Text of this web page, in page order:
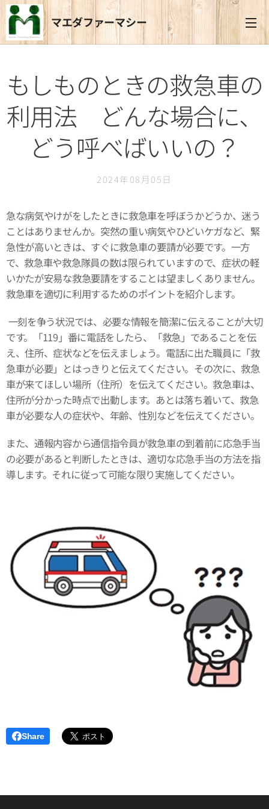
マエダファーマシー
もしものときの救急車の
利用法 どんな場合に、
どう呼べばいいの？
2024年08月05日
急な病気やけがをしたときに救急車を呼ぼうかどうか、迷う
ことはありませんか。突然の重い病気やひどいケガなど、緊
急性が高いときは、すぐに救急車の要請が必要です。一方
で、救急車や救急隊員の数は限られていますので、症状の軽
いかたが安易な救急要請をすることは望ましくありません。
救急車を適切に利用するためのポイントを紹介します。
一刻を争う状況では、必要な情報を簡潔に伝えることが大切
です。「119」番に電話をしたら、「救急」であることを伝
え、住所、症状などを伝えましょう。電話に出た職員に「救
急車が必要」とはっきりと伝えてください。その次に、救急
車が来てほしい場所（住所）を伝えてください。救急車は、
住所が分かった時点で出動します。あとは落ち着いて、救急
車が必要な人の症状や、年齢、性別などを伝えてください。
また、通報内容から通信指令員が救急車の到着前に応急手当
の必要があると判断したときは、適切な応急手当の方法を指
導します。それに従って可能な限り実施してください。
Share